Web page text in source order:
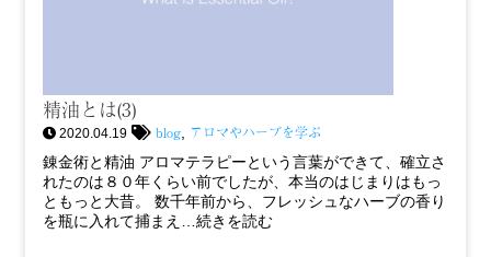
精油とは(3)
2020.04.19 blog アロマやハーブを学ぶ
錬金術と精油 アロマテラピーという言葉ができて、確立さ
れたのは８０年くらい前でしたが、本当のはじまりはもっ
ともっと大昔。 数千年前から、フレッシュなハーブの香り
を瓶に入れて捕まえ…続きを読む